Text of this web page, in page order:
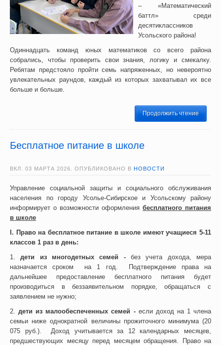
– «Математический
баттл» среди
десятиклассников
Усольского района!
Одиннадцать команд юных математиков со всего района
собрались, чтобы проверить свои знания, логику и смекалку.
Ребятам предстояло пройти семь напряженных, но невероятно
увлекательных раундов, каждый из которых захватывал их все
больше и больше.
Продолжить чтение
Бесплатное питание в школе
ВКЛ. 03 МАРТА 2026 . ОПУБЛИКОВАНО В НОВОСТИ
Управление социальной защиты и социального обслуживания
населения по городу Усолье-Сибирское и Усольскому району
информирует о возможности оформления бесплатного питания
в школе
I. Право на бесплатное питание в школе имеют учащиеся 5-11
классов 1 раз в день:
1.дети из многодетных семей -без учета дохода, мера
назначается сроком на 1 год. Подтверждение права на
дальнейшее предоставление бесплатного питания будет
производиться в беззаявительном порядке, обращаться с
заявлением не нужно;
2.дети из малообеспеченных семей - если доход на 1 члена
семьи ниже однократной величины прожиточного минимума (20
075 руб.). Доход учитывается за 12 календарных месяцев,
предшествующих месяцу перед месяцем обращения. Право на